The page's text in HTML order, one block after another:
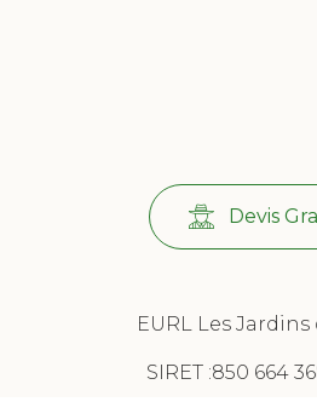
Devis
EURL Les
SIRET :850 664